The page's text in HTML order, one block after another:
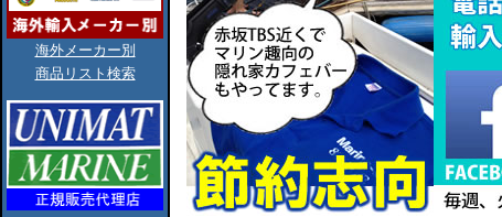
海外メーカー別
商品リスト検索